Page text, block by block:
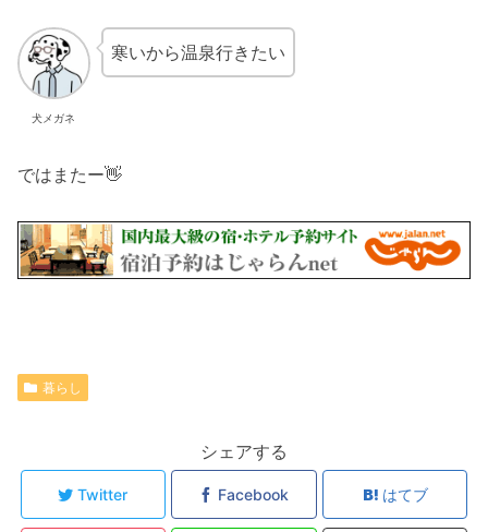
犬メガネ
寒いから温泉行きたい
ではまたー👋
暮らし
シェアする
Twitter Facebook はてブ